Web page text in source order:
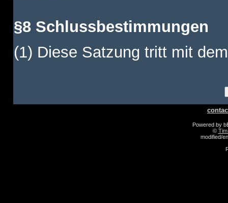
§8 Schlussbestimmungen
(1) Diese Satzung tritt mit
Powered by
©
modified/